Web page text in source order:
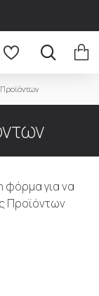
για να
Προϊόντων